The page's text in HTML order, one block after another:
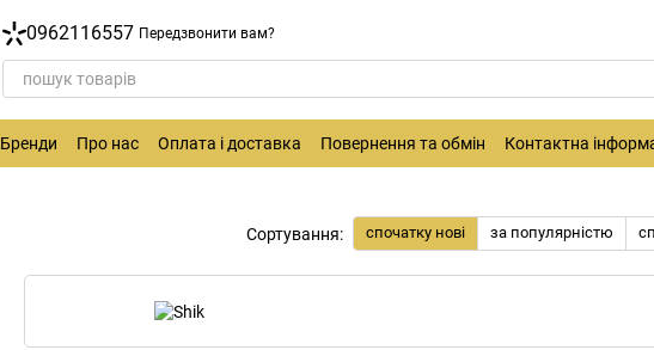
0962116557 Передзвонити вам?
Бренди Про нас Оплата і доставка Повернення та обмін Контактна
Сортування: спочатку нові за популярністю